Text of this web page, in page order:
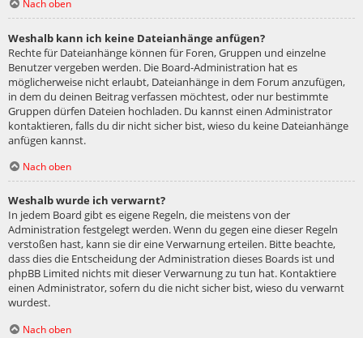
Nach oben
Weshalb kann ich keine Dateianhänge anfügen?
Rechte für Dateianhänge können für Foren, Gruppen und einzelne
Benutzer vergeben werden. Die Board-Administration hat es
möglicherweise nicht erlaubt, Dateianhänge in dem Forum anzufügen,
in dem du deinen Beitrag verfassen möchtest, oder nur bestimmte
Gruppen dürfen Dateien hochladen. Du kannst einen Administrator
kontaktieren, falls du dir nicht sicher bist, wieso du keine Dateianhänge
anfügen kannst.
Nach oben
Weshalb wurde ich verwarnt?
In jedem Board gibt es eigene Regeln, die meistens von der
Administration festgelegt werden. Wenn du gegen eine dieser Regeln
verstoßen hast, kann sie dir eine Verwarnung erteilen. Bitte beachte,
dass dies die Entscheidung der Administration dieses Boards ist und
phpBB Limited nichts mit dieser Verwarnung zu tun hat. Kontaktiere
einen Administrator, sofern du die nicht sicher bist, wieso du verwarnt
wurdest.
Nach oben